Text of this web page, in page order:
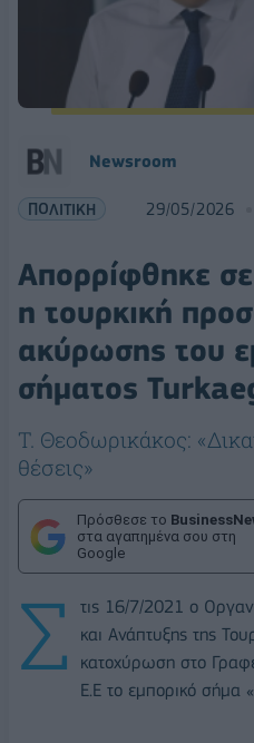
Νewsroom
ΠΟΛΙΤΙΚΗ 29/05/2026
Απορρίφθηκε
η τουρκική
ακύρωσης του
σήματος
Τ. Θεοδωρικάκος:
θέσεις»
Πρόσθεσε το
στα αγαπημένα σου στη
Google
Σ
τις 16/7/2021 ο
και Ανάπτυξης της
κατοχύρωση στο
Ε.Ε το εμπορικό σήμα